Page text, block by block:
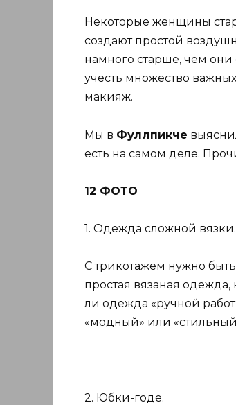
Некоторые женщины
создают простой
намного старше, чем они
учесть множество
макияж.
Мы в Фуллпикче
есть на самом деле.
12 ФОТО
1. Одежда сложной вязки.
С трикотажем нужно
простая вязаная
ли одежда «ручной
«модный» или
2. Юбки-годе.